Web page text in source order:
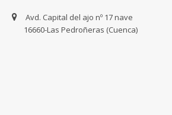
Avd. Capital del ajo nº 17 nave
16660-Las Pedroñeras (Cuenca)